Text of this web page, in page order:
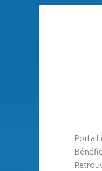
Portail